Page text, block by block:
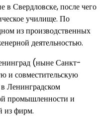
в Свердловске, после чего
училище. По
из производственных
деятельностью.
(ныне Санкт-
и совместительскую
Ленинградском
промышленности и
из фирм.